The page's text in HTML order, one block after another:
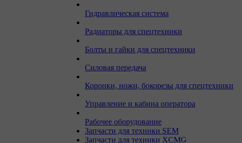
Гидравлическая система
Радиаторы для спецтехники
Болты и гайки для спецтехники
Силовая передача
Коронки, ножи, бокорезы для спецтехники
Управление и кабина оператора
Рабочее оборудование
Запчасти для техники SEM
Запчасти для техники XCMG